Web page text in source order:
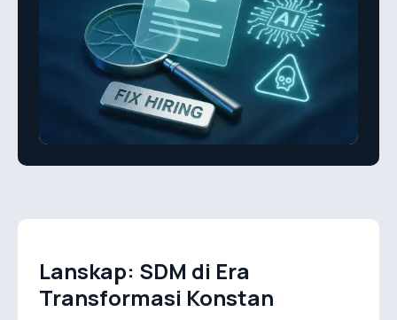
Lanskap: SDM di Era
Transformasi Konstan